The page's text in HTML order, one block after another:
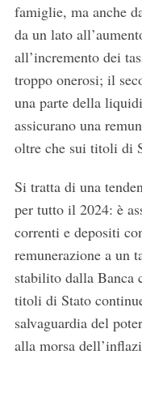
famiglie, ma anche
da un lato
all’incremento dei
troppo onerosi; il
una parte della
assicurano una
oltre che sui titoli di
Si tratta di una
per tutto il 2024: è
correnti e depositi
remunerazione a un
stabilito dalla Banca
titoli di Stato
salvaguardia del
alla morsa